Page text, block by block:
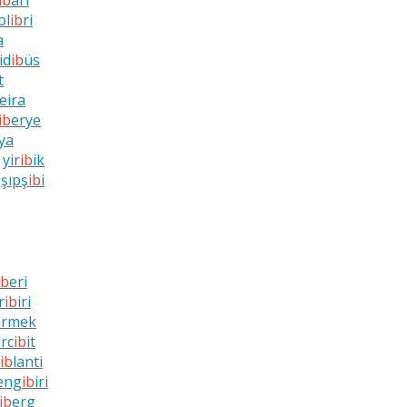
ibri
ibüs
eira
iberye
yiribik
şıpşibi
eri
ibiri
ibit
iblanti
ibiri
iberg